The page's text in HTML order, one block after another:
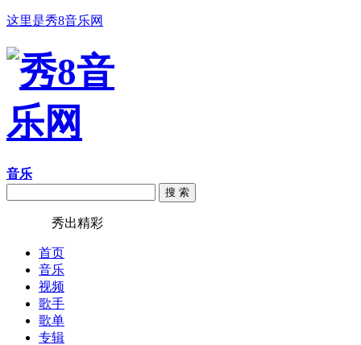
这里是秀8音乐网
音乐
搜 索
秀出精彩
首页
音乐
视频
歌手
歌单
专辑